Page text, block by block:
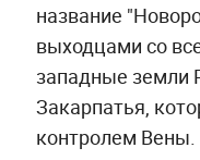
название
выходцами со
западные земли
Закарпатья,
контролем Вены.